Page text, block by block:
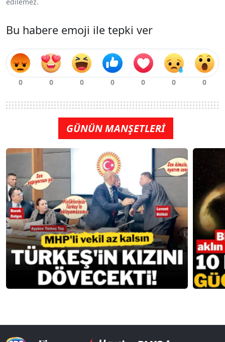
Bu habere emoji ile tepki ver
GÜNÜN MANŞETLERİ